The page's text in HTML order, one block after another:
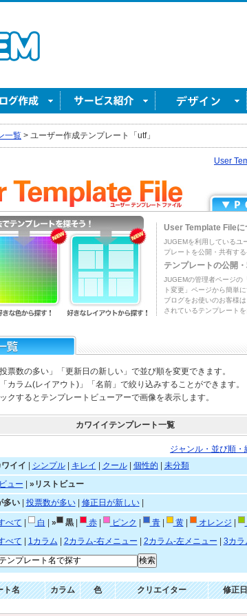
一覧 > ユーザー作成テンプレート「utf」
User
User Template Fileに
JUGEMを利用しているユ
プレートを公開・共有する
テンプレートの公開
JUGEMの管理者ページの
ト変更」ページから簡単
ブログをお使いのお客様
されているテンプレート
票数の多い」「更新日の新しい」で並び順を変更できます。
カラム(レイアウト)」「名前」で絞り込みすることができます。
クするとテンプレートビューアーで画像を表示します。
カワイイテンプレート一覧
ジャンル・並び順・
イイ シンプル| キレイ クール| 個性的
未分類
ュー
»リストビュー
多い| 投票数が多い| 修正日が新しい|
べて 白 » 黒| 赤| ピンク 青| 黄| オレンジ
べて 1カラム 2カラム-右メニュー 2カラム-左メニュー 3カラ
ト名 カラム 色 クリエイター 修正